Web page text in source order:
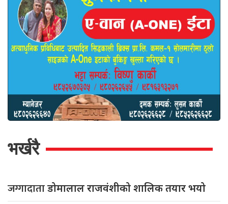
भर्खरै
जग्गादाताडोमालाल राजवंशीको शालिक तयार भयो